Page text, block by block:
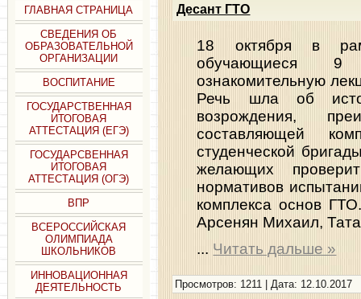
ГЛАВНАЯ СТРАНИЦА
СВЕДЕНИЯ ОБ
ОБРАЗОВАТЕЛЬНОЙ
ОРГАНИЗАЦИИ
ВОСПИТАНИЕ
ГОСУДАРСТВЕННАЯ
ИТОГОВАЯ
АТТЕСТАЦИЯ (ЕГЭ)
ГОСУДАРСВЕННАЯ
ИТОГОВАЯ
АТТЕСТАЦИЯ (ОГЭ)
ВПР
ВСЕРОССИЙСКАЯ
ОЛИМПИАДА
ШКОЛЬНИКОВ
ИННОВАЦИОННАЯ
ДЕЯТЕЛЬНОСТЬ
Десант ГТО
18 октября в
обучающиеся
ознакомительную
Речь шла об
возрождения,
составляющей
студенческой
желающих
нормативов
комплекса основ
Арсенян Михаил,
... Читать дальше »
Просмотров: 1211 | Дата: 12.10.2017